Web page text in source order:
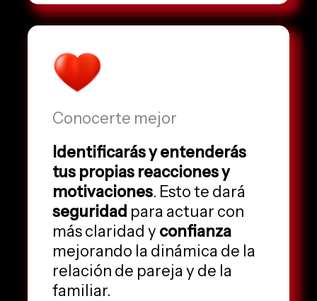
Conocerte mejor
Identificarás y entenderás
tus propias reacciones y
motivaciones. Esto te dará
seguridad para actuar con
más claridad y confianza
mejorando la dinámica de la
relación de pareja y de la
familiar.